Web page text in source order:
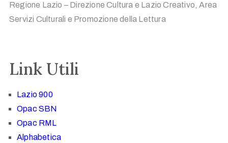
Regione Lazio – Direzione Cultura e Lazio Creativo, Area
Servizi Culturali e Promozione della Lettura
Link Utili
Lazio 900
Opac SBN
Opac RML
Alphabetica